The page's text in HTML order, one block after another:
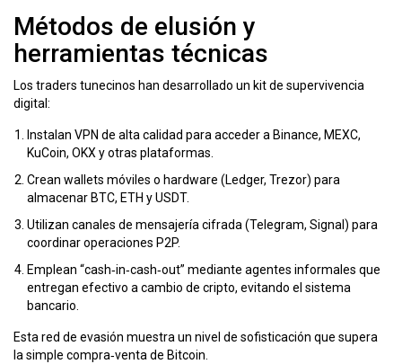
Métodos de elusión y
herramientas técnicas
Los traders tunecinos han desarrollado un kit de supervivencia
digital:
Instalan VPN de alta calidad para acceder a Binance, MEXC,
KuCoin, OKX y otras plataformas.
Crean wallets móviles o hardware (Ledger, Trezor) para
almacenar BTC, ETH y USDT.
Utilizan canales de mensajería cifrada (Telegram, Signal) para
coordinar operaciones P2P.
Emplean “cash‑in‑cash‑out” mediante agentes informales que
entregan efectivo a cambio de cripto, evitando el sistema
bancario.
Esta red de evasión muestra un nivel de sofisticación que supera
la simple compra‑venta de Bitcoin.